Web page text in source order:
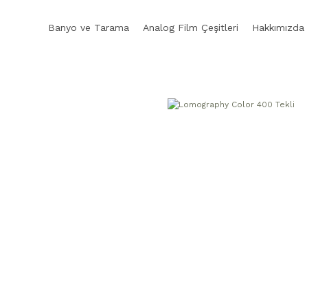
Banyo ve Tarama Analog Film Çeşitleri Hakkımızda